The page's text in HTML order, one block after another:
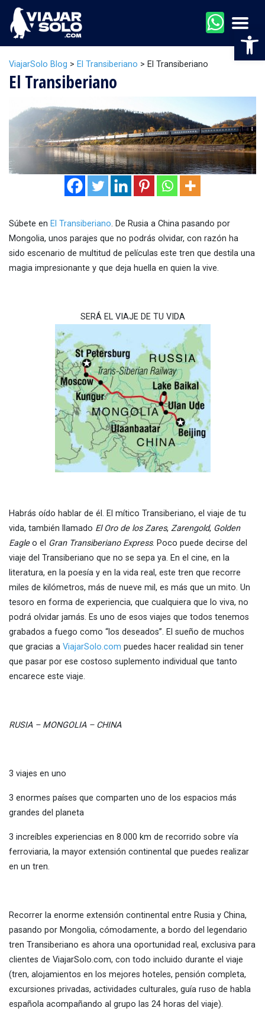
ViajarSolo Blog > El Transiberiano > El Transiberiano
El Transiberiano
Súbete en El Transiberiano. De Rusia a China pasando por
Mongolia, unos parajes que no podrás olvidar, con razón ha
sido escenario de multitud de películas este tren que destila una
magia impresionante y que deja huella en quien la vive.
SERÁ EL VIAJE DE TU VIDA
Habrás oído hablar de él. El mítico Transiberiano, el viaje de tu
vida, también llamado El Oro de los Zares, Zarengold, Golden
Eagleo el Gran Transiberiano Express. Poco puede decirse del
viaje del Transiberiano que no se sepa ya. En el cine, en la
literatura, en la poesía y en la vida real, este tren que recorre
miles de kilómetros, más de nueve mil, es más que un mito. Un
tesoro en forma de experiencia, que cualquiera que lo viva, no
podrá olvidar jamás. Es uno de esos viajes que todos tenemos
grabados a fuego como “los deseados”. El sueño de muchos
que gracias a ViajarSolo.com puedes hacer realidad sin tener
que pasar por ese costoso suplemento individual que tanto
encarece este viaje.
RUSIA – MONGOLIA – CHINA
3 viajes en uno
3 enormes países que comparten uno de los espacios más
grandes del planeta
3 increíbles experiencias en 8.000 km de recorrido sobre vía
ferroviaria, la mayor extensión continental que puedes realizar
en un tren.
Recorrer la enorme extensión continental entre Rusia y China,
pasando por Mongolia, cómodamente, a bordo del legendario
tren Transiberiano es ahora una oportunidad real, exclusiva para
clientes de ViajarSolo.com, con todo incluido durante el viaje
(tren, alojamientos en los mejores hoteles, pensión completa,
excursiones privadas, actividades culturales, guía ruso de habla
española acompañando al grupo las 24 horas del viaje).